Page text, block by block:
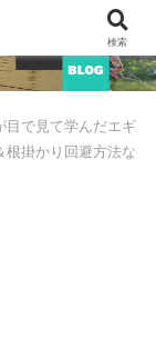
目で見て学んだエギ
根掛かり回避方法な
検索